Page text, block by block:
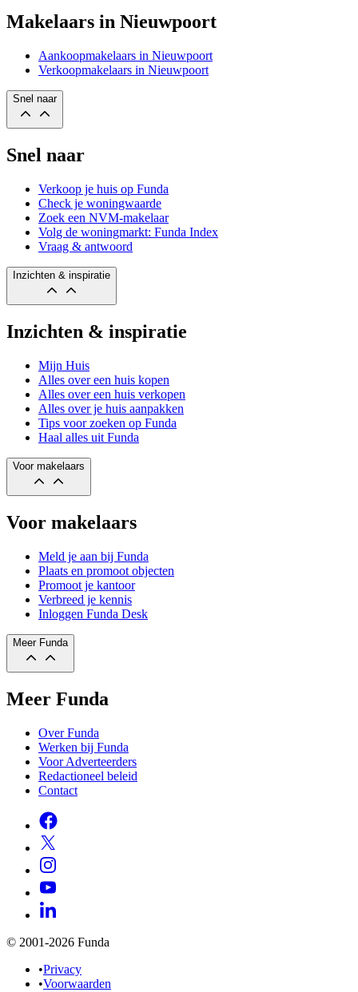
Makelaars in Nieuwpoort
Aankoopmakelaars in Nieuwpoort
Verkoopmakelaars in Nieuwpoort
Snel naar
Snel naar
Verkoop je huis op Funda
Check je woningwaarde
Zoek een NVM-makelaar
Volg de woningmarkt: Funda Index
Vraag & antwoord
Inzichten & inspiratie
Inzichten & inspiratie
Mijn Huis
Alles over een huis kopen
Alles over een huis verkopen
Alles over je huis aanpakken
Tips voor zoeken op Funda
Haal alles uit Funda
Voor makelaars
Voor makelaars
Meld je aan bij Funda
Plaats en promoot objecten
Promoot je kantoor
Verbreed je kennis
Inloggen Funda Desk
Meer Funda
Meer Funda
Over Funda
Werken bij Funda
Voor Adverteerders
Redactioneel beleid
Contact
© 2001-2026 Funda
•Privacy
•Voorwaarden